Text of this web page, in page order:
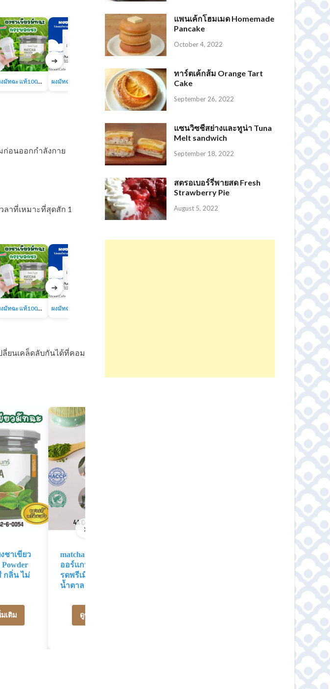
ผงมัทฉะ แท้100% Matcha powder แบรนด์ไร่พระจันทร์ Sukkaii ชาเขียวมัทฉะ พรีเมี่ยม ออร์แกนิก 100%
➔
ก่อนออกกำลังกาย
ลาที่เหมาะที่สุดสัก 1
ผงมัทฉะ แท้100% Matcha powder แบรนด์ไร่พระจันทร์
➔
ลี่ยนเคล็ดลับกันได้ที่คอม
›
ชาเขียว
กลิ่น ไม่
เติม
matcha 4A มัทฉะ
ออร์แกนิค ผงชาเขียวเก
รดพรีเมี่ยม 100% ไม่มี
น้ำตาล ไม่มีสารเติมแต่ง
ดูข้อมูลเพิ่มเติม
ผงมัทฉะ แท้
Matcha
ไร่พระจันทร์
ดูข้อมูลเพิ่
แพนเค้กโฮมเมด Homemade
Pancake
October 4, 2022
ทาร์ตเค้กส้ม Orange Tart
Cake
September 26, 2022
แซนวิซชีสย่างและทูน่า Tuna
Melt sandwich
September 18, 2022
สตรอเบอร์รี่พายสด Fresh
Strawberry Pie
August 5, 2022